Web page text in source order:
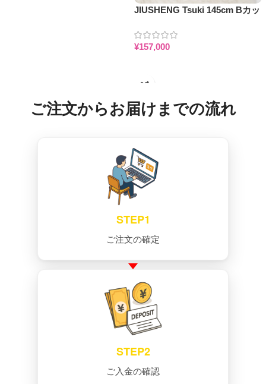
JIUSHENG Tsuki 145cm Bカッ
ヘッド+TPEボディ ラブドール
¥157,000
ご注文からお届けまでの流れ
STEP1
ご注文の確定
STEP2
ご入金の確認